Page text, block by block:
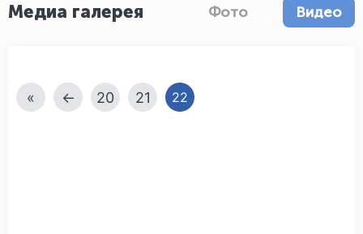
Медиа галерея Фото Видео
« ← 20 21 22